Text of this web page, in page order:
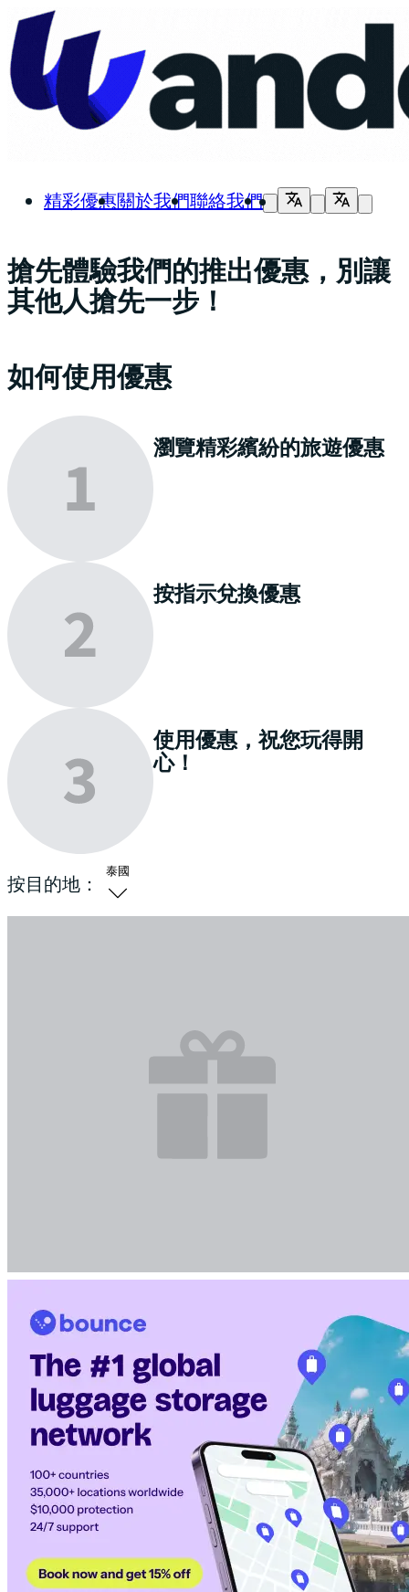
精彩優惠關於我們聯絡我們
搶先體驗我們的推出優惠，別讓
其他人搶先一步！
如何使用優惠
瀏覽精彩繽紛的旅遊優惠
按指示兌換優惠
使用優惠，祝您玩得開
心！
按目的地：